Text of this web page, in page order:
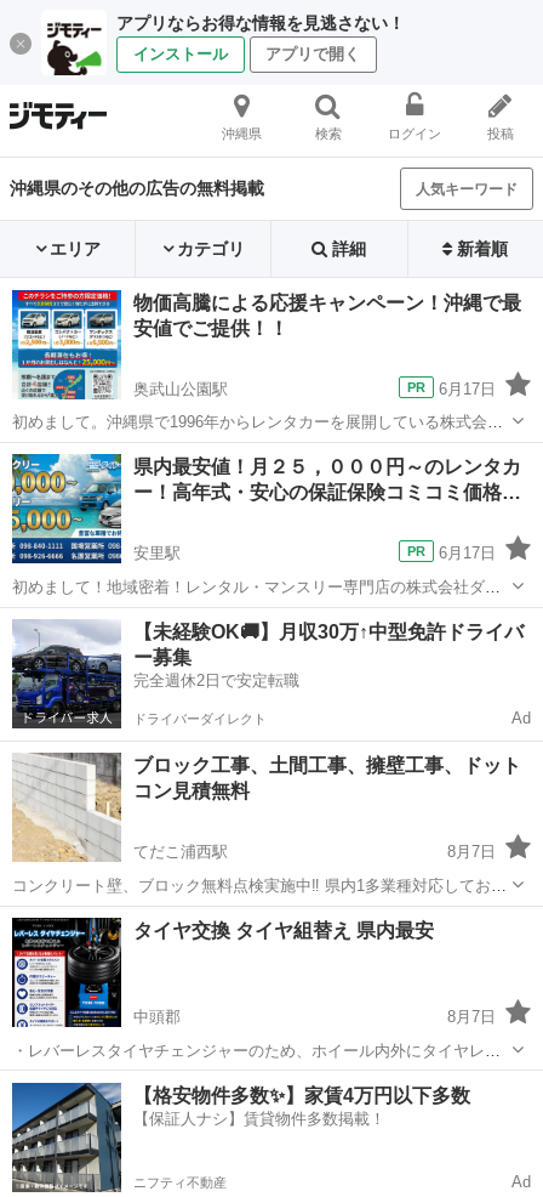
アプリならお得な情報を見逃さない！
インストール アプリで開く
沖縄県 検索 ログイン 投稿
沖縄県のその他の広告の無料掲載 人気キーワード
エリア カテゴリ 詳細 新着順
物価高騰による応援キャンペーン！沖縄で最
安値でご提供！！
奥武山公園駅
6月17日
初めまして。沖縄県で1996年からレンタカーを展開している株式会社
ダイドーレンタカーです！！ 2026年で営業を始め30年を迎えさせてい
ただけました、お客様への感謝の気持ちを込めて( ^^) _旦~~ 物価高騰
のこの今！...
沖縄 那覇市 奥武山公園駅 レンタカー
県内最安値！月２５，０００円～のレンタカ
ー！高年式・安心の保証保険コミコミ価格…
安里駅
6月17日
初めまして！地域密着！レンタル・マンスリー専門店の株式会社ダイ
ドーリースです。 皆様のご愛顧に支えられ、2025年とうとう30周年を
迎えさせていただけました。 全てのお客様へ深く感謝申し上げます。
さて、この度20...
沖縄 那覇市 安里駅 その他 レンタカー
【未経験OK🚚】月収30万↑中型免許ドライバ
ー募集
完全週休2日で安定転職
ドライバーダイレクト Ad
ブロック工事、土間工事、擁壁工事、ドット
コン見積無料
てだこ浦西駅
8月7日
コンクリート壁、ブロック無料点検実施中‼️ 県内1多業種対応しており
ます👍 何でもご相談下さい👷 ・ブロック塀が道側に傾いて危ないから
新しく積み直してほしい！ ・駐車場にブロック塀立てたい！ ・ブロッ
沖縄 沖縄市 てだこ浦西駅 その他 無料
タイヤ交換 タイヤ組替え 県内最安
中頭郡
8月7日
・レバーレスタイヤチェンジャーのため、ホイール内外にタイヤレバ
ー痕の金属傷が付きません。 ※特殊ホイールを除く ・タイヤ取り寄せ
可能です。 【作業工賃】（サイズ問わず） ・タイヤ組替え ：1本
1,000円 ...
沖縄 中頭郡 その他 タイヤ
【格安物件多数✨】家賃4万円以下多数
【保証人ナシ】賃貸物件多数掲載！
ニフティ不動産 Ad